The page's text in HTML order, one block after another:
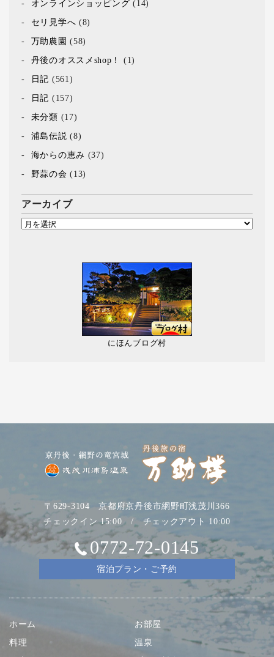
オンラインショッピング (14)
セリ見学へ (8)
万助農園 (58)
丹後のオススメshop！ (1)
日記 (561)
日記 (157)
未分類 (17)
浦島伝説 (8)
海からの恵み (37)
野蒜の会 (13)
アーカイブ
にほんブログ村
〒629-3104 京都府京丹後市網野町浅茂川366
チェックイン 15:00 / チェックアウト 10:00
0772-72-0145
宿泊プラン・ご予約
ホーム
お部屋
料理
温泉